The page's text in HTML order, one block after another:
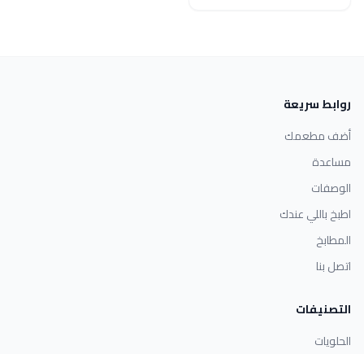
روابط سريعة
أضف مطعمك
مساعدة
الوصفات
اطبخ باللي عندك
المطابخ
اتصل بنا
التصنيفات
الحلويات